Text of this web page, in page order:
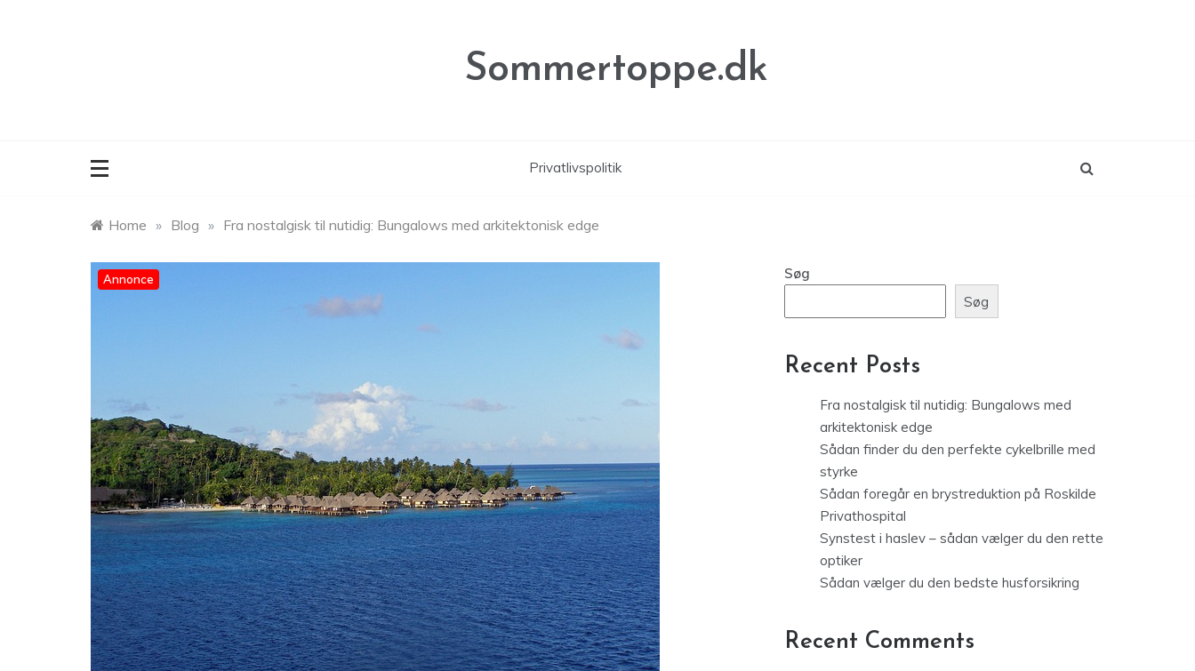
Sommertoppe.dk
Privatlivspolitik
Home » Blog » Fra nostalgisk til nutidig: Bungalows med arkitektonisk edge
Annonce
Søg
Søg
Recent Posts
Fra nostalgisk til nutidig: Bungalows med
arkitektonisk edge
Sådan finder du den perfekte cykelbrille med
styrke
Sådan foregår en brystreduktion på Roskilde
Privathospital
Synstest i haslev – sådan vælger du den rette
optiker
Sådan vælger du den bedste husforsikring
Recent Comments